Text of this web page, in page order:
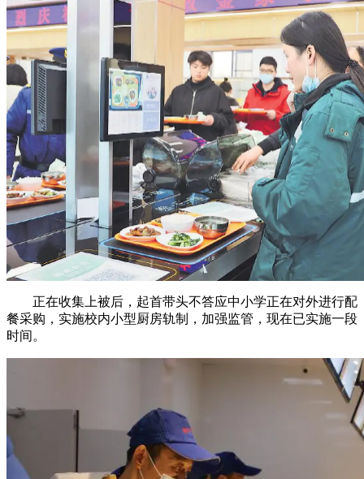
正在收集上被后，起首带头不答应中小学正在对外进行配
餐采购，实施校内小型厨房轨制，加强监管，现在已实施一段
时间。